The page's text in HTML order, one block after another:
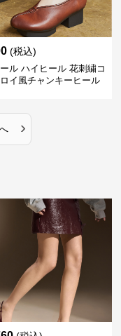
(税込)
ル ハイヒール 花刺繍コ
イ風チャンキーヒール
›